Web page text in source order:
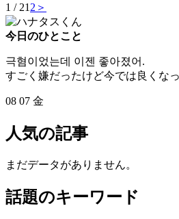
1 / 21 2 ＞
今日のひとこと
극혐이었는데 이젠 좋아졌어.
すごく嫌だったけど今では良くなっ
08 07 金
人気の記事
まだデータがありません。
話題のキーワード